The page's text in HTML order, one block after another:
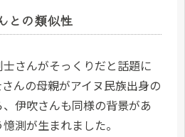
との類似性
さんがそっくりだと話題に
んの母親がアイヌ民族出身の
伊吹さんも同様の背景があ
測が生まれました。